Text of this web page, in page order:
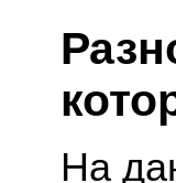
На